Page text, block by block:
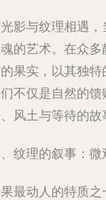
影与纹理相遇
的艺术。在众
果实，以其独
不仅是自然的
风土与等待的故
纹理的叙事：
最动人的特质